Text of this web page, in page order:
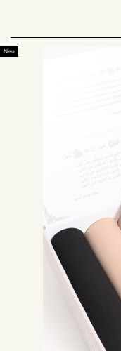
In der muslimischen Mode
Materialien. Ein neues
wir freuen uns, Ihnen den
überraschendes Material
ein, unser Sortiment an
Krepp, Seide und Chiffon.
blickdicht ist, aber vor
jeder Jahreszeit getragen
Hijab dank seiner
verleihen. Unser Online-
die von Neyssa Shop
Jersey-Hijabs sind
Dank der Maxi-Größe
und Ihrer Fantasie freien
einen Hijab, der sich an
betont und Sie mit Ihrer
Jersey-Hijabs gibt es in
Neu